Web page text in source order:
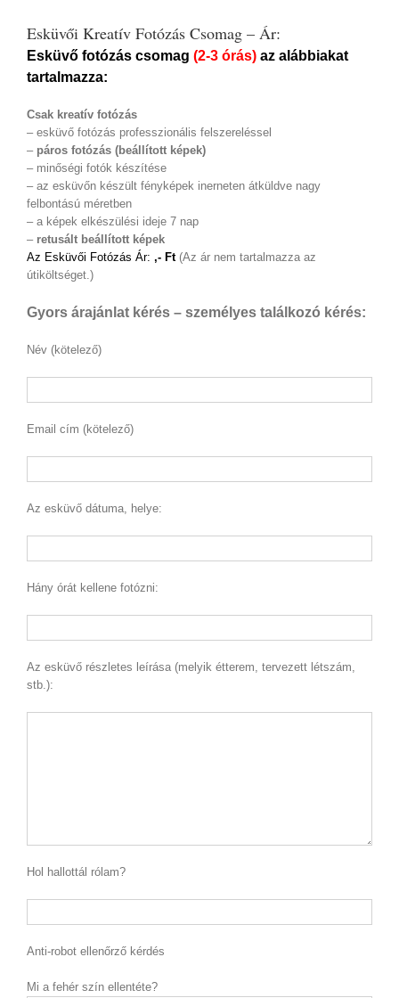
Esküvői Kreatív Fotózás Csomag – Ár:
Esküvő fotózás csomag (2-3 órás) az alábbiakat
tartalmazza:
Csak kreatív fotózás
– esküvő fotózás professzionális felszereléssel
– páros fotózás (beállított képek)
– minőségi fotók készítése
– az esküvőn készült fényképek inerneten átküldve nagy
felbontású méretben
– a képek elkészülési ideje 7 nap
– retusált beállított képek
Az Esküvői Fotózás Ár: ,- Ft (Az ár nem tartalmazza az
útiköltséget.)
Gyors árajánlat kérés – személyes találkozó kérés:
Név (kötelező)
Email cím (kötelező)
Az esküvő dátuma, helye:
Hány órát kellene fotózni:
Az esküvő részletes leírása (melyik étterem, tervezett létszám,
stb.):
Hol hallottál rólam?
Anti-robot ellenőrző kérdés
Mi a fehér szín ellentéte?